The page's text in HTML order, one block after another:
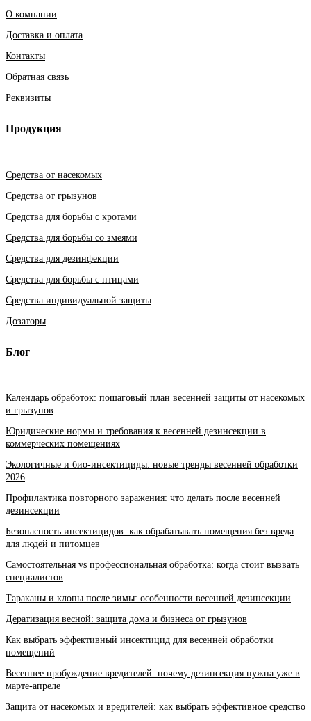
О компании
Доставка и оплата
Контакты
Обратная связь
Реквизиты
Продукция
Средства от насекомых
Средства от грызунов
Средства для борьбы с кротами
Средства для борьбы со змеями
Средства для дезинфекции
Средства для борьбы с птицами
Средства индивидуальной защиты
Дозаторы
Блог
Календарь обработок: пошаговый план весенней защиты от насекомых
и грызунов
Юридические нормы и требования к весенней дезинсекции в
коммерческих помещениях
Экологичные и био-инсектициды: новые тренды весенней обработки
2026
Профилактика повторного заражения: что делать после весенней
дезинсекции
Безопасность инсектицидов: как обрабатывать помещения без вреда
для людей и питомцев
Самостоятельная vs профессиональная обработка: когда стоит вызвать
специалистов
Тараканы и клопы после зимы: особенности весенней дезинсекции
Дератизация весной: защита дома и бизнеса от грызунов
Как выбрать эффективный инсектицид для весенней обработки
помещений
Весеннее пробуждение вредителей: почему дезинсекция нужна уже в
марте-апреле
Защита от насекомых и вредителей: как выбрать эффективное средство